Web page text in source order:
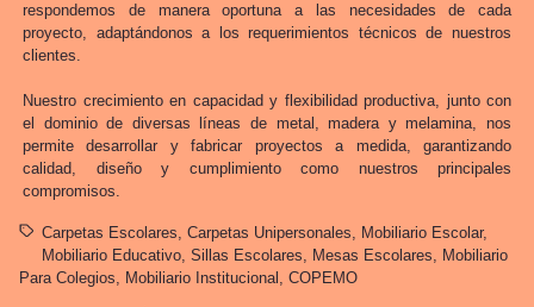
respondemos de manera oportuna a las necesidades de cada
proyecto, adaptándonos a los requerimientos técnicos de nuestros
clientes.
Nuestro crecimiento en capacidad y flexibilidad productiva, junto con
el dominio de diversas líneas de metal, madera y melamina, nos
permite desarrollar y fabricar proyectos a medida, garantizando
calidad, diseño y cumplimiento como nuestros principales
compromisos.
Carpetas Escolares Carpetas Unipersonales
Mobiliario Escolar
Mobiliario Educativo Sillas Escolares Mesas Escolares
Mobiliario
Para Colegios
Mobiliario Institucional COPEMO